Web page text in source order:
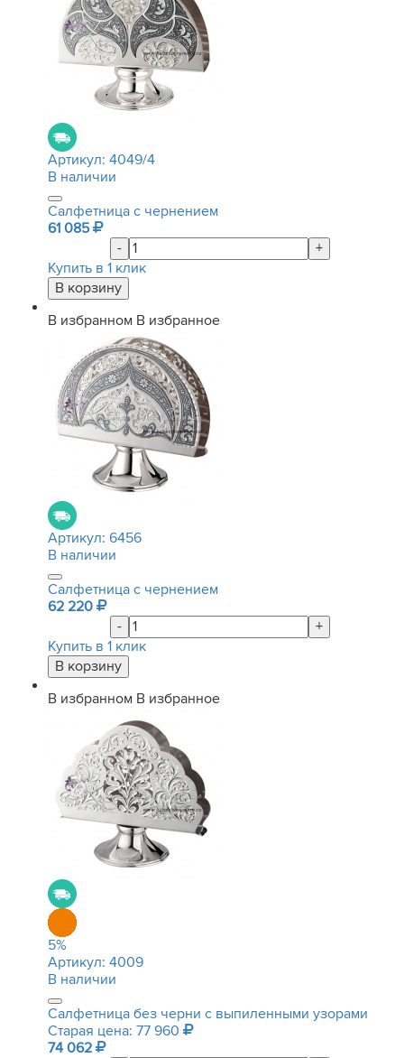
Артикул: 4049/4
В наличии
Салфетница с чернением
61 085
-
+
Купить в 1 клик
В избранном В избранное
Артикул: 6456
В наличии
Салфетница с чернением
62 220
-
+
Купить в 1 клик
В избранном В избранное
5%
Артикул: 4009
В наличии
Салфетница без черни с выпиленными узорами
Старая цена: 77 960
74 062